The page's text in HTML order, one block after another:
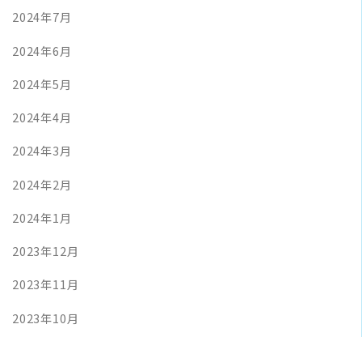
2024年7月
2024年6月
2024年5月
2024年4月
2024年3月
2024年2月
2024年1月
2023年12月
2023年11月
2023年10月